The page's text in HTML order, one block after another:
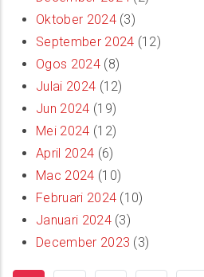
Oktober 2024(3)
September 2024 (12)
Ogos 2024(8)
Julai 2024 (12)
Jun 2024 (19)
Mei 2024 (12)
April 2024 (6)
Mac 2024 (10)
Februari 2024 (10)
Januari 2024(3)
December 2023 (3)